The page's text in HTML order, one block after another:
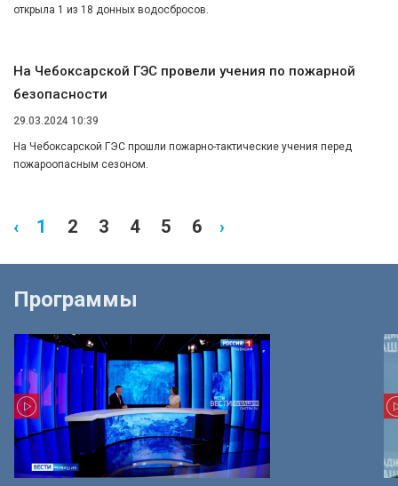
открыла 1 из 18 донных водосбросов.
На Чебоксарской ГЭС провели учения по пожарной
безопасности
29.03.2024 10:39
На Чебоксарской ГЭС прошли пожарно-тактические учения перед
пожароопасным сезоном.
‹ 1 2 3 4 5 6 ›
Программы